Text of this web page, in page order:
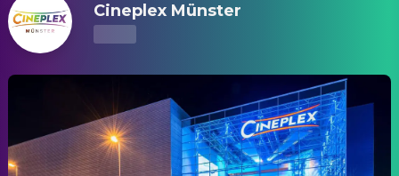
Datenschutzerklärung
Datenschutzeinstellungen
Cineplex Münster